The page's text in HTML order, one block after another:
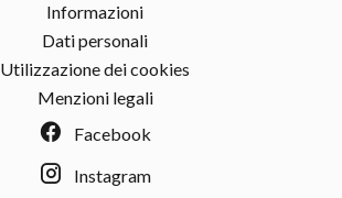
Informazioni
Dati personali
Utilizzazione dei cookies
Menzioni legali
Facebook
Instagram